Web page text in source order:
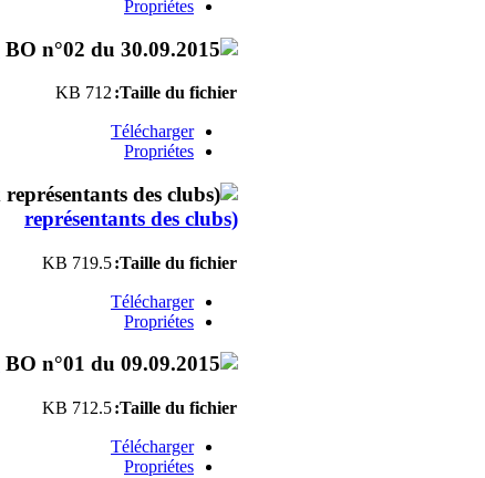
Propriétes
Taille du fichier:
712 KB
Télécharger
Propriétes
représentants des clubs)
Taille du fichier:
719.5 KB
Télécharger
Propriétes
Taille du fichier:
712.5 KB
Télécharger
Propriétes